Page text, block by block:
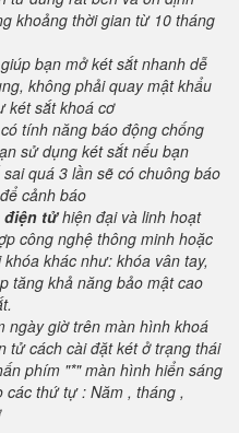
khoảng thời gian từ 10 tháng
bạn mở két sắt nhanh dễ
không phải quay mật khẩu
két sắt khoá cơ
tính năng báo động chống
sử dụng két sắt nếu bạn
quá 3 lần sẽ có chuông báo
cảnh báo
điện tửhiện đại và linh hoạt
công nghệ thông minh hoặc
khác như: khóa vân tay,
tăng khả năng bảo mật cao
ngày giờ trên màn hình khoá
tử cách cài đặt két ở trạng thái
phím "*" màn hình hiển sáng
các thứ tự : Năm , tháng ,